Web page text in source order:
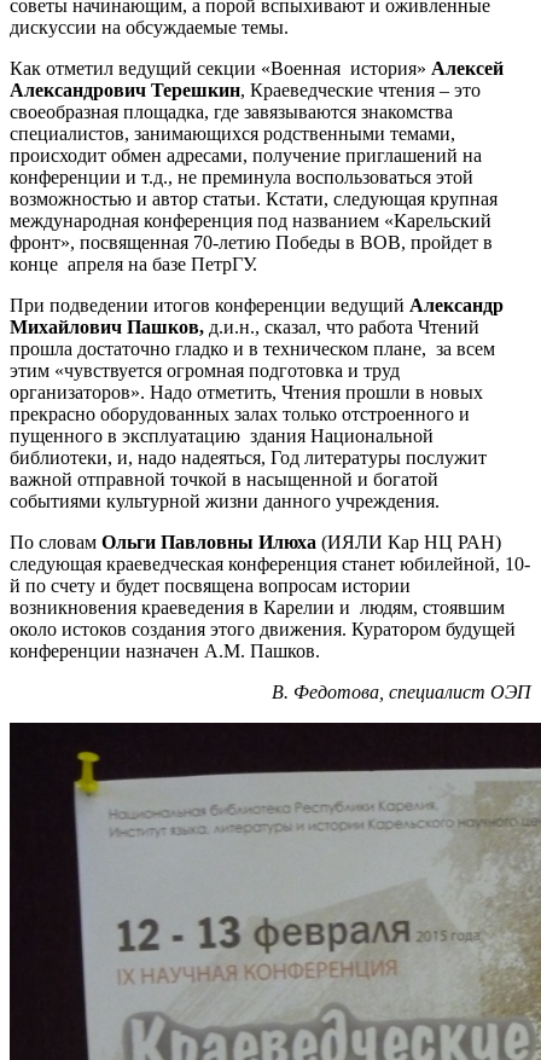
советы начинающим, а порой вспыхивают и оживленные
дискуссии на обсуждаемые темы.
Как отметил ведущий секции «Военная история» Алексей
Александрович Терешкин, Краеведческие чтения – это
своеобразная площадка, где завязываются знакомства
специалистов, занимающихся родственными темами,
происходит обмен адресами, получение приглашений на
конференции и т.д., не преминула воспользоваться этой
возможностью и автор статьи. Кстати, следующая крупная
международная конференция под названием «Карельский
фронт», посвященная 70-летию Победы в ВОВ, пройдет в
конце апреля на базе ПетрГУ.
При подведении итогов конференции ведущий Александр
Михайлович Пашков, д.и.н., сказал, что работа Чтений
прошла достаточно гладко и в техническом плане, за всем
этим «чувствуется огромная подготовка и труд
организаторов». Надо отметить, Чтения прошли в новых
прекрасно оборудованных залах только отстроенного и
пущенного в эксплуатацию здания Национальной
библиотеки, и, надо надеяться, Год литературы послужит
важной отправной точкой в насыщенной и богатой
событиями культурной жизни данного учреждения.
По словам Ольги Павловны Илюха (ИЯЛИ Кар НЦ РАН)
следующая краеведческая конференция станет юбилейной, 10-
й по счету и будет посвящена вопросам истории
возникновения краеведения в Карелии и людям, стоявшим
около истоков создания этого движения. Куратором будущей
конференции назначен А.М. Пашков.
В. Федотова, специалист ОЭП